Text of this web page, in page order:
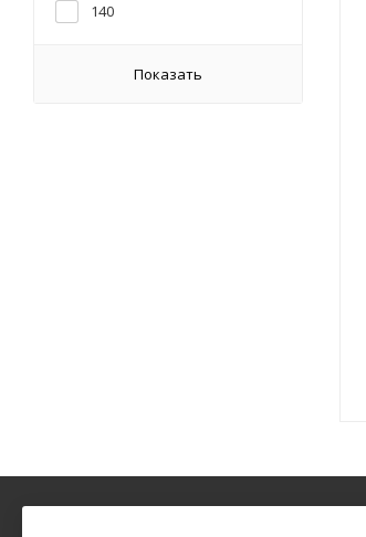
140
Показать